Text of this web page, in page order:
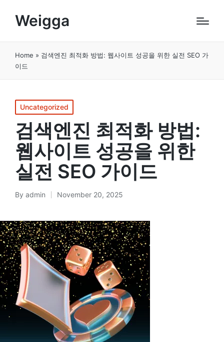
Weigga
Home » 검색엔진 최적화 방법: 웹사이트 성공을 위한 실전 SEO 가
이드
Posted
in
Uncategorized
검색엔진 최적화 방법:
웹사이트 성공을 위한
실전 SEO 가이드
Posted
By admin November 20, 2025